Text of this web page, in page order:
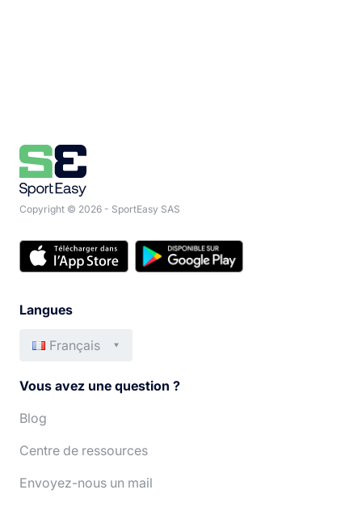
Copyright © 2026 - SportEasy SAS
Langues
Français
Deutsch
Italiano
Vous avez une question ?
Blog
Centre de ressources
Envoyez-nous un mail